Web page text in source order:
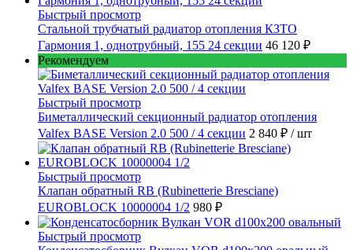
Быстрый просмотр
Стальной трубчатый радиатор отопления КЗТО
Гармония 1, однотрубный, 155 24 секции 46 120 ₽
Рекомендуем
Быстрый просмотр
Биметаллический секционный радиатор отопления
Valfex BASE Version 2.0 500 / 4 секции 2 840 ₽ / шт
Быстрый просмотр
Клапан обратный RB (Rubinetterie Bresciane)
EUROBLOCK 10000004 1/2 980 ₽
Быстрый просмотр